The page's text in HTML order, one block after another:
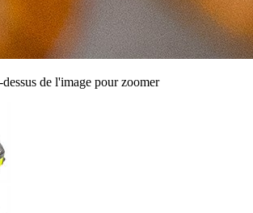
dessus de l'image pour zoomer